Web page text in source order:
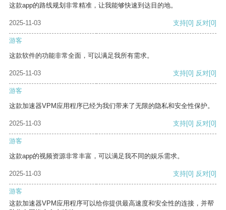
这款app的路线规划非常精准，让我能够快速到达目的地。
2025-11-03 支持[0] 反对[0]
游客
这款软件的功能非常全面，可以满足我所有需求。
2025-11-03 支持[0] 反对[0]
游客
这款加速器VPM应用程序已经为我们带来了无限的隐私和安全性保护。
2025-11-03 支持[0] 反对[0]
游客
这款app的视频资源非常丰富，可以满足我不同的娱乐需求。
2025-11-03 支持[0] 反对[0]
游客
这款加速器VPM应用程序可以给你提供最高速度和安全性的连接，并帮